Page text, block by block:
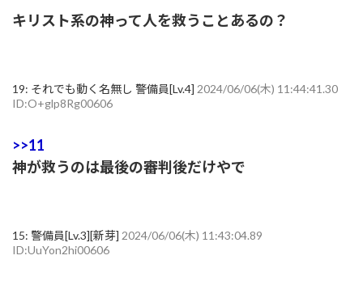
キリスト系の神って人を救うことあるの？
19: それでも動く名無し 警備員[Lv.4] 2024/06/06(木) 11:44:41.30
ID:O+glp8Rg00606
>>11
神が救うのは最後の審判後だけやで
15: 警備員[Lv.3][新芽] 2024/06/06(木) 11:43:04.89
ID:UuYon2hi00606